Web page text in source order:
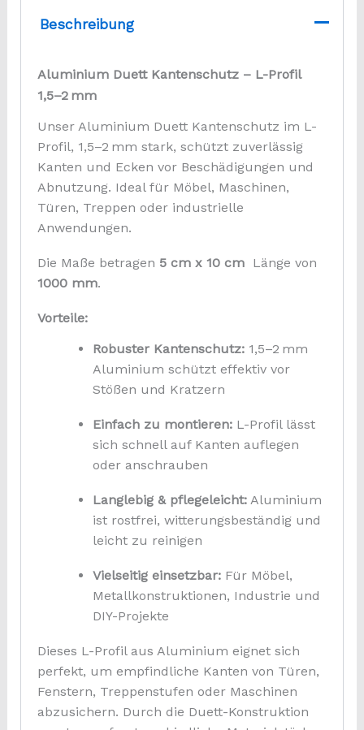
1000mm
Menge
Beschreibung
Aluminium Duett Kantenschutz – L-Profil
1,5–2 mm
Unser Aluminium Duett Kantenschutz im L-
Profil, 1,5–2 mm stark, schützt zuverlässig
Kanten und Ecken vor Beschädigungen und
Abnutzung. Ideal für Möbel, Maschinen,
Türen, Treppen oder industrielle
Anwendungen.
Die Maße betragen 5 cm x 10 cm Länge von
1000 mm.
Vorteile:
Robuster Kantenschutz: 1,5–2 mm
Aluminium schützt effektiv vor
Stößen und Kratzern
Einfach zu montieren: L-Profil lässt
sich schnell auf Kanten auflegen
oder anschrauben
Langlebig & pflegeleicht: Aluminium
ist rostfrei, witterungsbeständig und
leicht zu reinigen
Vielseitig einsetzbar: Für Möbel,
Metallkonstruktionen, Industrie und
DIY-Projekte
Dieses L-Profil aus Aluminium eignet sich
perfekt, um empfindliche Kanten von Türen,
Fenstern, Treppenstufen oder Maschinen
abzusichern. Durch die Duett-Konstruktion